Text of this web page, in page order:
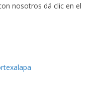
nosotros dá clic en el